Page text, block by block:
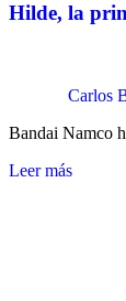
Hilde, la
Carlos
Bandai Namco
Leer más